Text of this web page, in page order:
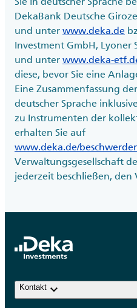
DekaBank Deutsche
und unter www.deka.de
Investment GmbH, Lyoner
und unter www.deka-
diese, bevor Sie eine
Eine Zusammenfassung
deutscher Sprache
zu Instrumenten der
erhalten Sie auf
www.deka.de/
Verwaltungsgesellschaft
jederzeit beschließen,
Kontakt keyboard_arrow_down